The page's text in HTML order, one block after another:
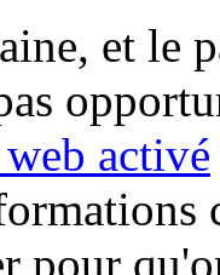
et le
activé
pour